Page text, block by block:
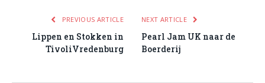
PREVIOUS ARTICLE
Lippen en Stokken in
TivoliVredenburg
NEXT ARTICLE
Pearl Jam UK naar de
Boerderij